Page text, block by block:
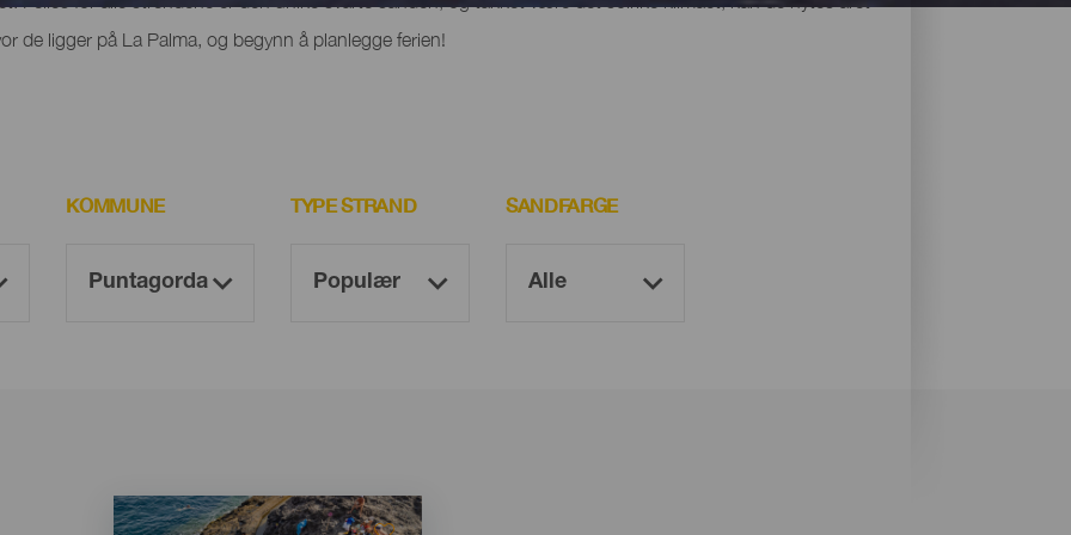
de ligger på La Palma, og begynn å planlegge ferien!
KOMMUNE TYPE STRAND SANDFARGE
Imagen
Listado
Imagen